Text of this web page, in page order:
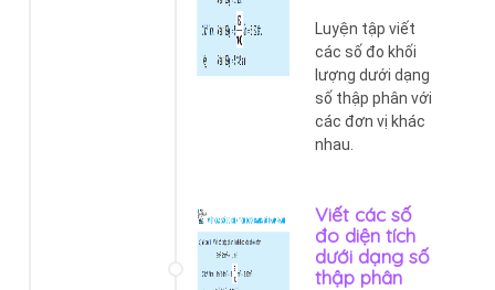
Luyện tập viết
các số đo khối
lượng dưới dạng
số thập phân với
các đơn vị khác
nhau.
Viết các số
đo diện tích
dưới dạng số
thập phân